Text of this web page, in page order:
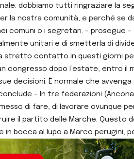
dobbiamo tutti ringraziare la
la nostra comunità, e perché se
comuni o i segretari. – prosegue
unitari e di smetterla di
stretto contatto in questi giorni
congresso dopo l’estate, entro il
decisioni. È normale che
– In tre federazioni
di fare, di lavorare ovunque
il partito delle Marche. Questo
in bocca al lupo a Marco perugini,